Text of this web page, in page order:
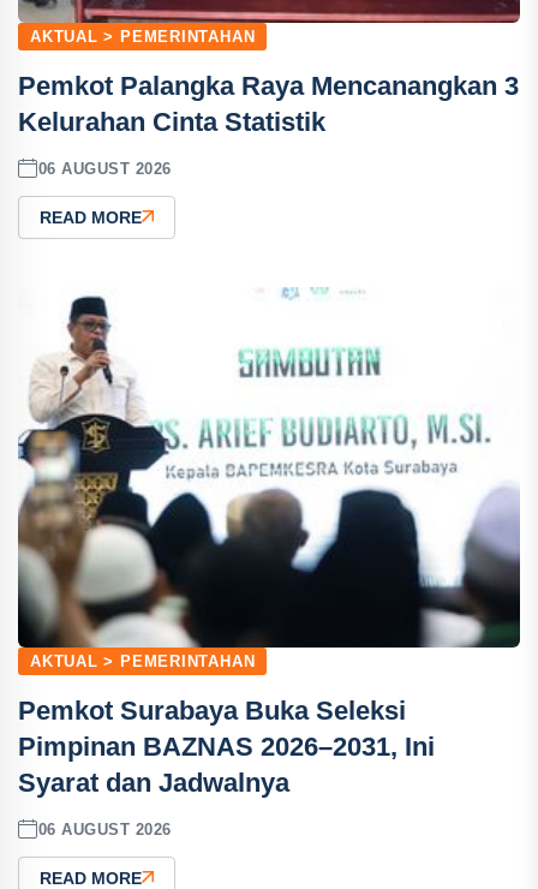
AKTUAL > PEMERINTAHAN
Pemkot Palangka Raya Mencanangkan 3
Kelurahan Cinta Statistik
06 AUGUST 2026
READ MORE
AKTUAL > PEMERINTAHAN
Pemkot Surabaya Buka Seleksi
Pimpinan BAZNAS 2026–2031, Ini
Syarat dan Jadwalnya
06 AUGUST 2026
READ MORE